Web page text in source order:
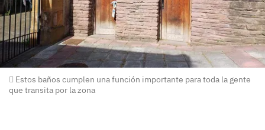
Estos baños cumplen una función importante para toda la gente
que transita por la zona